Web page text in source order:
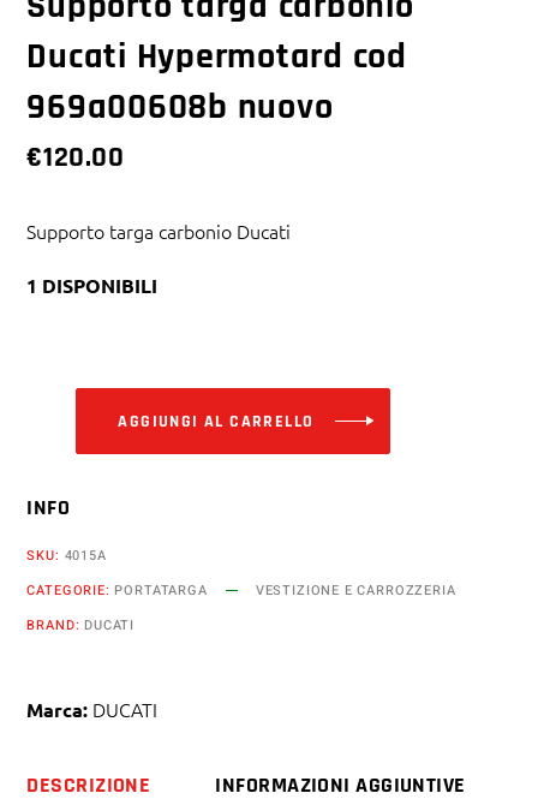
Ducati Hypermotard cod
969a00608b nuovo
€120.00
Supporto targa carbonio Ducati
1 DISPONIBILI
AGGIUNGI AL CARRELLO
INFO
SKU: 4015A
CATEGORIE: PORTATARGA
VESTIZIONE E CARROZZERIA
BRAND: DUCATI
Marca: DUCATI
DESCRIZIONE INFORMAZIONI AGGIUNTIVE